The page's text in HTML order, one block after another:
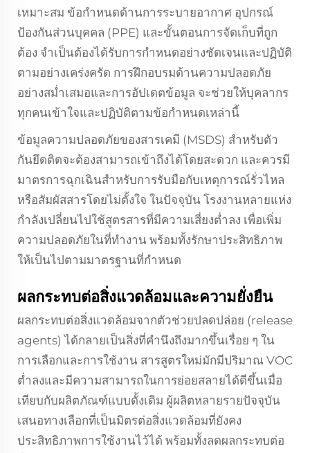
เหมาะสม ข้อกำหนดด้านการระบายอากาศ อุปกรณ์
ป้องกันส่วนบุคคล (PPE) และขั้นตอนการจัดเก็บที่ถูก
ต้อง จำเป็นต้องได้รับการกำหนดอย่างชัดเจนและปฏิบัติ
ตามอย่างเคร่งครัด การฝึกอบรมด้านความปลอดภัย
อย่างสม่ำเสมอและการอัปเดตข้อมูล จะช่วยให้บุคลากร
ทุกคนเข้าใจและปฏิบัติตามข้อกำหนดเหล่านี้
ข้อมูลความปลอดภัยของสารเคมี (MSDS) สำหรับตัว
กันยึดติดจะต้องสามารถเข้าถึงได้โดยสะดวก และควรมี
มาตรการฉุกเฉินสำหรับการรับมือกับเหตุการณ์รั่วไหล
หรือสัมผัสสารโดยไม่ตั้งใจ ในปัจจุบัน โรงงานหลายแห่ง
กำลังเปลี่ยนไปใช้สูตรสารที่มีความเสี่ยงต่ำลง เพื่อเพิ่ม
ความปลอดภัยในที่ทำงาน พร้อมทั้งรักษาประสิทธิภาพ
ให้เป็นไปตามมาตรฐานที่กำหนด
ผลกระทบต่อสิ่งแวดล้อมและความยั่งยืน
ผลกระทบต่อสิ่งแวดล้อมจากตัวช่วยปลดปล่อย (release
agents) ได้กลายเป็นสิ่งที่คำนึงถึงมากขึ้นเรื่อย ๆ ใน
การเลือกและการใช้งาน สารสูตรใหม่มักมีปริมาณ VOC
ต่ำลงและมีความสามารถในการย่อยสลายได้ดีขึ้นเมื่อ
เทียบกับผลิตภัณฑ์แบบดั้งเดิม ผู้ผลิตหลายรายปัจจุบัน
เสนอทางเลือกที่เป็นมิตรต่อสิ่งแวดล้อมที่ยังคง
ประสิทธิภาพการใช้งานไว้ได้ พร้อมทั้งลดผลกระทบต่อ